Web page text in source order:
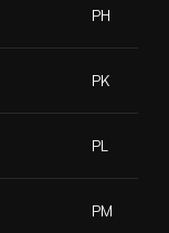
PH
PK
PL
PM